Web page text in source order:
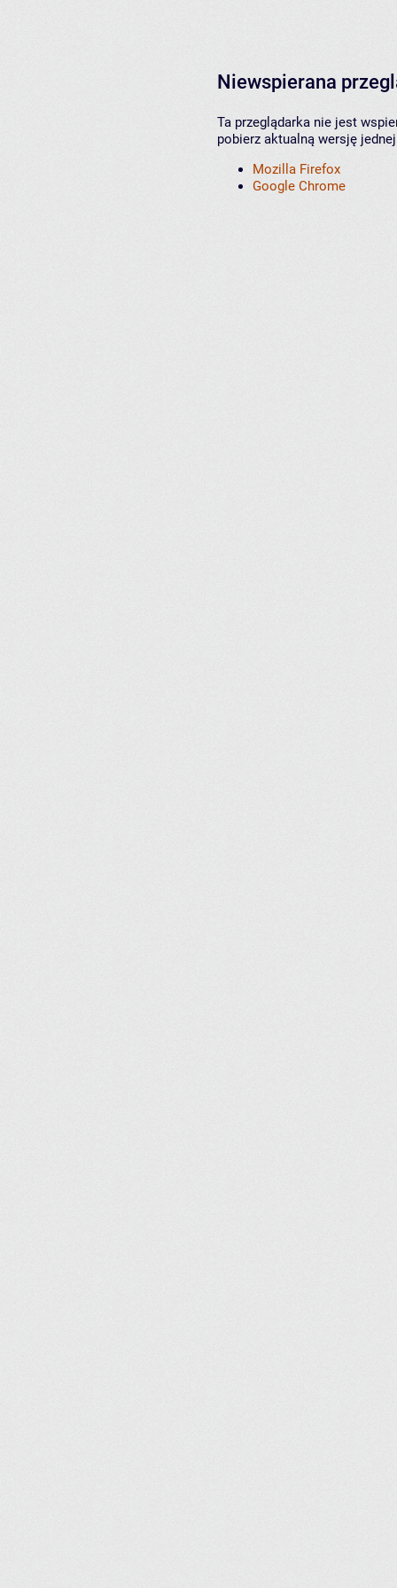
Niewspierana
Ta przeglądarka nie jest
pobierz aktualną wersję
Mozilla Firefox
Google Chrome